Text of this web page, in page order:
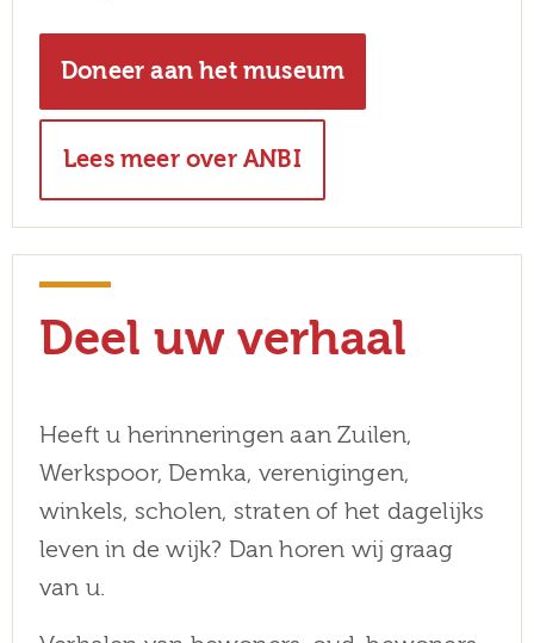
Doneer aan het museum
Lees meer over ANBI
Deel uw verhaal
Heeft u herinneringen aan Zuilen,
Werkspoor, Demka, verenigingen,
winkels, scholen, straten of het dagelijks
leven in de wijk? Dan horen wij graag
van u.